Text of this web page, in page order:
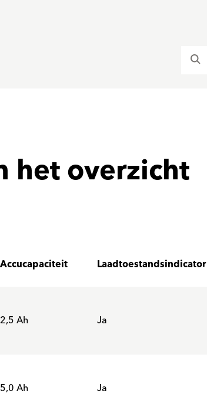
het overzicht
Accucapaciteit Laadtoestandsindicator
2,5 Ah Ja
5,0 Ah Ja